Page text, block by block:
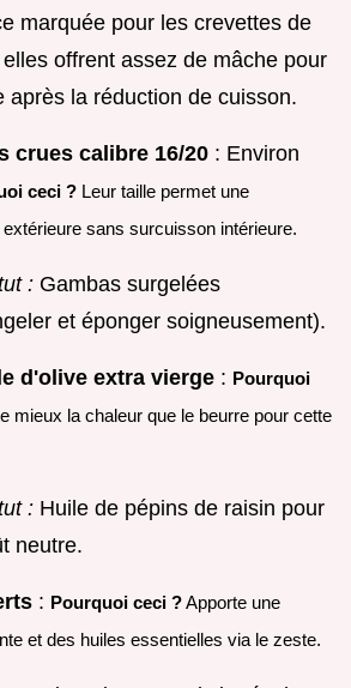
marquée pour les crevettes de
offrent assez de mâche pour
après la réduction de cuisson.
crues calibre 16/20 : Environ
ceci ? Leur taille permet une
sans surcuisson intérieure.
: Gambas surgelées
et éponger soigneusement).
d'olive extra vierge : Pourquoi
mieux la chaleur que le beurre pour cette
: Huile de pépins de raisin pour
neutre.
: Pourquoi ceci ?Apporte une
et des huiles essentielles via le zeste.